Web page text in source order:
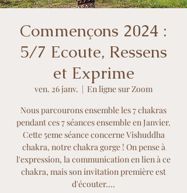
Commençons 2024 :
5/7 Ecoute, Ressens
et Exprime
ven. 26 janv.
  |
En ligne sur Zoom
Nous parcourons ensemble les 7 chakras
pendant ces 7 séances ensemble en Janvier.
Cette 5eme séance concerne Vishuddha
chakra, notre chakra gorge ! On pense à
l'expression, la communication en lien à ce
chakra, mais son invitation première est
d'écouter....